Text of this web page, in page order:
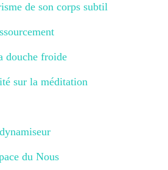
de son corps subtil
douche froide
sur la méditation
du Nous